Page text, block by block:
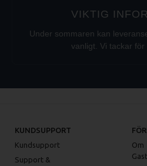
VIKTIG
Under sommaren kan
vanligt. Vi tackar för
KUNDSUPPORT
Kundsupport
Support &
Om